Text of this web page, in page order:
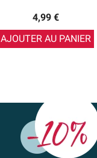
4,99 €
AJOUTER AU PANIER